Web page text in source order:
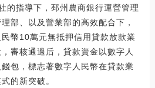
的指導下，邳州農商銀行運營管理
部、以及營業部的高效配合下，
幣10萬元無抵押信用貸款放款業
審核通過后，貸款資金以數字人
包，標志著數字人民幣在貸款業
的新突破。